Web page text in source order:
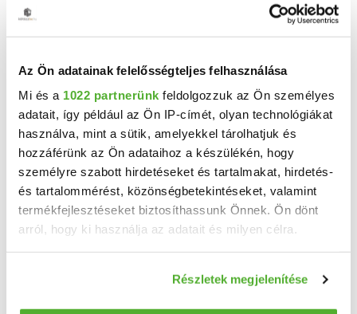
Az Ön adatainak felelősségteljes felhasználása
Mi és a 1022 partnerünk feldolgozzuk az Ön személyes
adatait, így például az Ön IP-címét, olyan technológiákat
használva, mint a sütik, amelyekkel tárolhatjuk és
hozzáférünk az Ön adataihoz a készülékén, hogy
személyre szabott hirdetéseket és tartalmakat, hirdetés-
és tartalommérést, közönségbetekintéseket, valamint
termékfejlesztéseket biztosíthassunk Önnek. Ön dönt
arról, hogy ki használja az adatait és milyen célra.
Információgyűjtés az Ön földrajzi elhelyezkedéséről
pár méteres pontossággal
Részletek megjelenítése
104.8 M Ft 2 278 261 Ft/m
Budapest, VII. kerület, Péterfy Sándor
utca 34, 6. emelet - Eladó téglalakás
1 + 1 szoba 46 m 6. emelet